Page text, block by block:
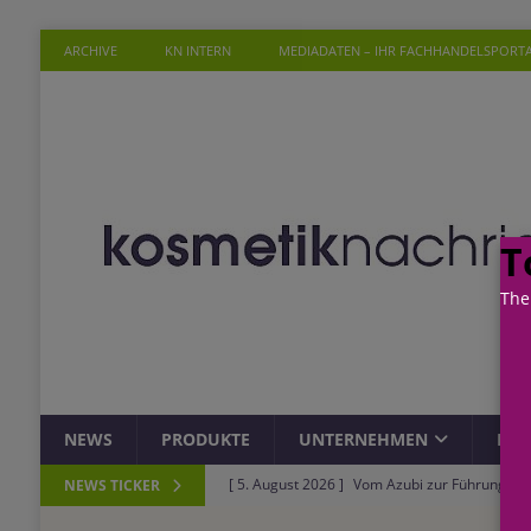
ARCHIVE KN INTERN MEDIADATEN – IHR
NEWS PRODUKTE UNTERNEHMEN
NEWS TICKER [ 5. August 2026 ] Vom Azubi zur